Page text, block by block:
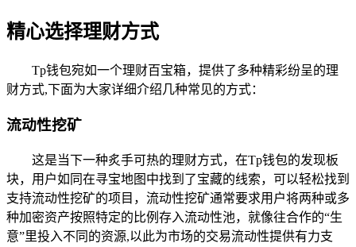
精心选择理财方式
Tp钱包宛如一个理财百宝箱，提供了多种精彩纷呈的理
财方式,下面为大家详细介绍几种常见的方式：
流动性挖矿
这是当下一种炙手可热的理财方式，在Tp钱包的发现板
块，用户如同在寻宝地图中找到了宝藏的线索，可以轻松找到
支持流动性挖矿的项目，流动性挖矿通常要求用户将两种或多
种加密资产按照特定的比例存入流动性池，就像往合作的“生
意”里投入不同的资源,以此为市场的交易流动性提供有力支